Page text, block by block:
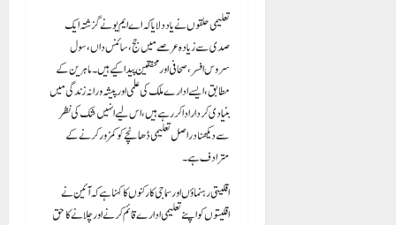
تعلیمی حلقوں نے یاد دلایا کہ اے ایم یو نے گزشتہ ایک
صدی سے زیادہ عرصے میں جج، سائنس داں، سول
سروس افسر، صحافی اور محققین پیدا کیے ہیں۔ ماہرین کے
مطابق، ایسے ادارے ملک کی علمی اور پیشہ ورانہ زندگی میں
بنیادی کردار ادا کر رہے ہیں، اس لیے انہیں شک کی نظر
سے دیکھنا دراصل تعلیمی ڈھانچے کو کمزور کرنے کے
مترادف ہے۔
اقلیتی رہنماؤں اور سماجی کارکنوں کا کہنا ہے کہ آئین نے
اقلیتوں کو اپنے تعلیمی ادارے قائم کرنے اور چلانے کا حق